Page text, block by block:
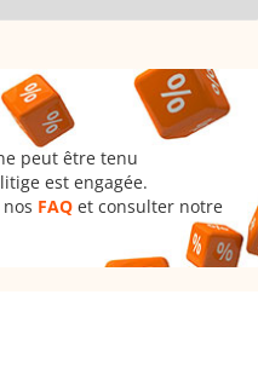
peut être tenu
est engagée.
FAQ et consulter notre